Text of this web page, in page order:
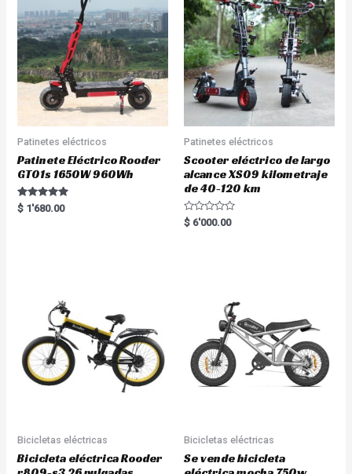
Patinetes eléctricos
Patinete Eléctrico Rooder
GT01s 1650W 960Wh
Rated
5.00
$ 1'680.00
Patinetes eléctricos
Scooter eléctrico de largo
alcance XS09 kilometraje
de 40-120 km
R
a
$ 6'000.00
Bicicletas eléctricas
Bicicleta eléctrica Rooder
Bicicletas eléctricas
Se vende bicicleta